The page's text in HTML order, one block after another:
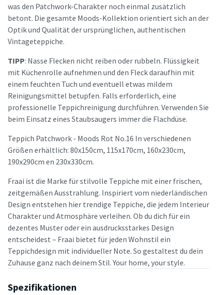
was den Patchwork-Charakter noch einmal zusätzlich
betont. Die gesamte Moods-Kollektion orientiert sich an der
Optik und Qualität der ursprünglichen, authentischen
Vintageteppiche.
TIPP: Nasse Flecken nicht reiben oder rubbeln. Flüssigkeit
mit Küchenrolle aufnehmen und den Fleck daraufhin mit
einem feuchten Tuch und eventuell etwas mildem
Reinigungsmittel betupfen. Falls erforderlich, eine
professionelle Teppichreinigung durchführen. Verwenden Sie
beim Einsatz eines Staubsaugers immer die Flachdüse.
Teppich Patchwork - Moods Rot No.16 In verschiedenen
Größen erhältlich: 80x150cm, 115x170cm, 160x230cm,
190x290cm en 230x330cm.
Fraai ist die Marke für stilvolle Teppiche mit einer frischen,
zeitgemäßen Ausstrahlung. Inspiriert vom niederländischen
Design entstehen hier trendige Teppiche, die jedem Interieur
Charakter und Atmosphäre verleihen. Ob du dich für ein
dezentes Muster oder ein ausdrucksstarkes Design
entscheidest – Fraai bietet für jeden Wohnstil ein
Teppichdesign mit individueller Note. So gestaltest du dein
Zuhause ganz nach deinem Stil. Your home, your style.
Spezifikationen